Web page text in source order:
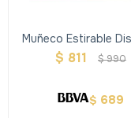
Muñeco Estirable
Stitch
$ 811 $990
$ 689